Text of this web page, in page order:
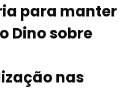
para manter
Dino sobre
nas